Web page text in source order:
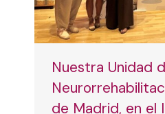
Nuestra Unidad
de Madrid, en el